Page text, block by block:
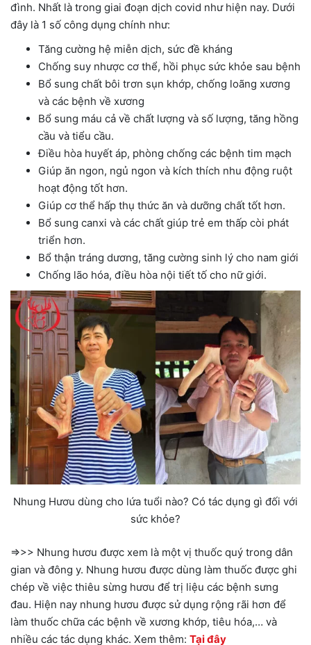
đình. Nhất là trong giai đoạn dịch covid như hiện nay. Dưới
đây là 1 số công dụng chính như:
Tăng cường hệ miễn dịch, sức đề kháng
Chống suy nhược cơ thể, hồi phục sức khỏe sau bệnh
Bổ sung chất bôi trơn sụn khớp, chống loãng xương
và các bệnh về xương
Bổ sung máu cả về chất lượng và số lượng, tăng hồng
cầu và tiểu cầu.
Điều hòa huyết áp, phòng chống các bệnh tim mạch
Giúp ăn ngon, ngủ ngon và kích thích nhu động ruột
hoạt động tốt hơn.
Giúp cơ thể hấp thụ thức ăn và dưỡng chất tốt hơn.
Bổ sung canxi và các chất giúp trẻ em thấp còi phát
triển hơn.
Bổ thận tráng dương, tăng cường sinh lý cho nam giới
Chống lão hóa, điều hòa nội tiết tố cho nữ giới.
Nhung Hươu dùng cho lứa tuổi nào? Có tác dụng gì đối với
sức khỏe?
=>>> Nhung hươu được xem là một vị thuốc quý trong dân
gian và đông y. Nhung hươu được dùng làm thuốc được ghi
chép về việc thiêu sừng hươu để trị liệu các bệnh sưng
đau. Hiện nay nhung hươu được sử dụng rộng rãi hơn để
làm thuốc chữa các bệnh về xương khớp, tiêu hóa,… và
nhiều các tác dụng khác. Xem thêm: Tại đây